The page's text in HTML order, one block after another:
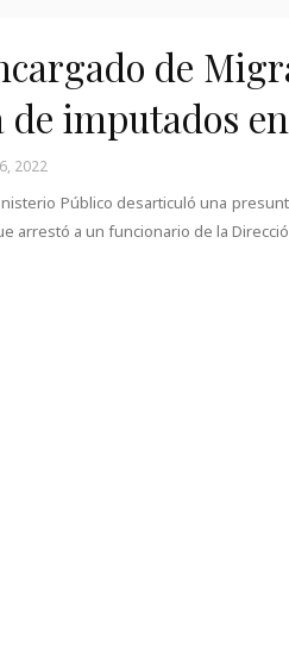
de
de imputados
2022
Público desarticuló una
arrestó a un funcionario de la